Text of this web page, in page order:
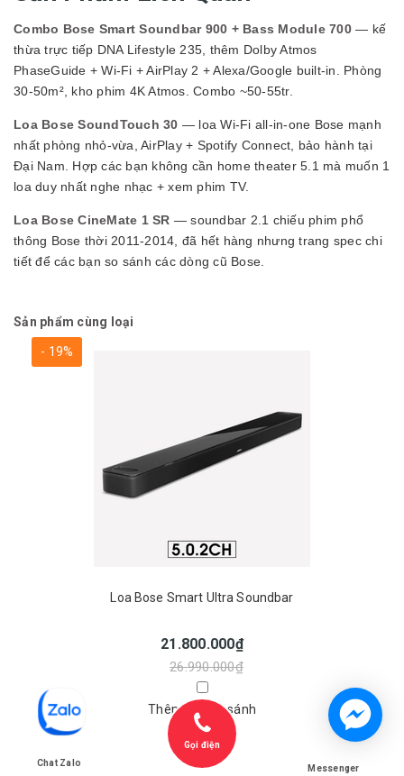
Combo Bose Smart Soundbar 900 + Bass Module 700— kế
thừa trực tiếp DNA Lifestyle 235, thêm Dolby Atmos
PhaseGuide + Wi-Fi + AirPlay 2 + Alexa/Google built-in. Phòng
30-50m², kho phim 4K Atmos. Combo ~50-55tr.
Loa Bose SoundTouch 30 — loa Wi-Fi all-in-one Bose mạnh
nhất phòng nhỏ-vừa, AirPlay + Spotify Connect, bảo hành tại
Đại Nam. Hợp các bạn không cần home theater 5.1 mà muốn 1
loa duy nhất nghe nhạc + xem phim TV.
Loa Bose CineMate 1 SR — soundbar 2.1 chiếu phim phổ
thông Bose thời 2011-2014, đã hết hàng nhưng trang spec chi
tiết để các bạn so sánh các dòng cũ Bose.
Sản phẩm cùng loại
- 19%
Loa Bose Smart Ultra Soundbar
21.800.000₫
26.990.000₫
Thêm vào so sánh
Chat Zalo
Gọi điện
Messenger